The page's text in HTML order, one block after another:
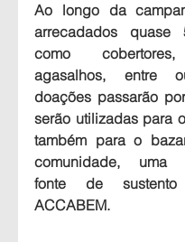
Ao longo da
arrecadados quase
como
agasalhos, entre
doações passarão
serão utilizadas para
também para o
comunidade, uma
fonte de
ACCABEM.